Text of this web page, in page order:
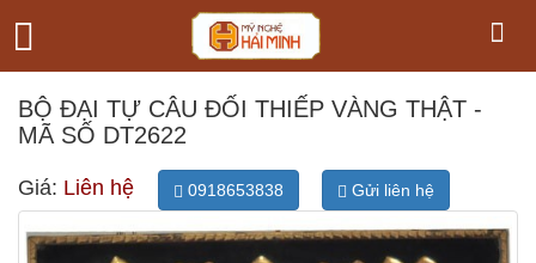
BỘ ĐẠI TỰ CÂU ĐỐI THIẾP VÀNG THẬT -
MÃ SỐ DT2622
Giá: Liên hệ 0918653838 Gửi liên hệ